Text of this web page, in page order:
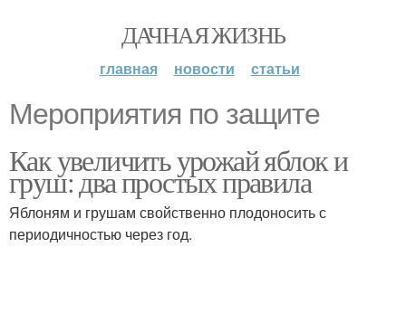
ДАЧНАЯ ЖИЗНЬ
главная новости статьи
Мероприятия по защите
Как увеличить урожай яблок и
груш: два простых правила
Яблоням и грушам свойственно плодоносить с
периодичностью через год.